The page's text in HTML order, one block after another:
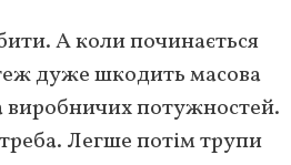
А коли починається
дуже шкодить масова
виробничих потужностей.
Легше потім трупи